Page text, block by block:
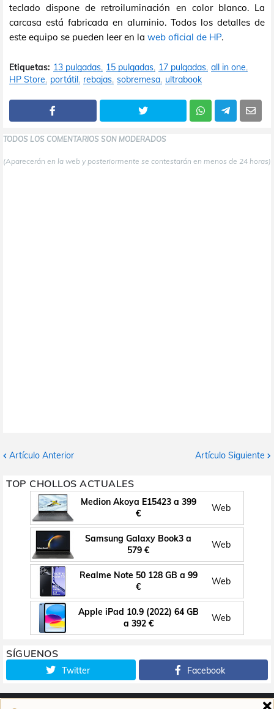
teclado dispone de retroiluminación en color blanco. La
carcasa está fabricada en aluminio. Todos los detalles de
este equipo se pueden leer en la web oficial de HP.
Etiquetas: 13 pulgadas 15 pulgadas 17 pulgadas all in one
HP Store portátil rebajas sobremesa ultrabook
TODOS LOS COMENTARIOS SON MODERADOS
(Aparecerán en la web y posteriormente se contestarán en menos de 24 horas)
Artículo Anterior Artículo Siguiente
TOP CHOLLOS ACTUALES
Medion Akoya E15423 a 399
€
Web
Samsung Galaxy Book3 a
579 €
Web
Realme Note 50 128 GB a 99
€
Web
Apple iPad 10.9 (2022) 64 GB
a 392 €
Web
SÍGUENOS
Twitter Facebook